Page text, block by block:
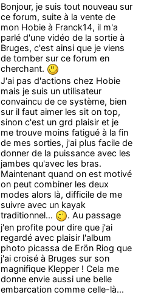
Bonjour, je suis tout nouveau sur
ce forum, suite à la vente de
mon Hobie à Franck14, il m'a
parlé d'une vidéo de la sortie à
Bruges, c'est ainsi que je viens
de tomber sur ce forum en
cherchant.
J'ai pas d'actions chez Hobie
mais je suis un utilisateur
convaincu de ce système, bien
sur il faut aimer les sit on top,
sinon c'est un grd plaisir et je
me trouve moins fatigué à la fin
de mes sorties, j'ai plus facile de
donner de la puissance avec les
jambes qu'avec les bras.
Maintenant quand on est motivé
on peut combiner les deux
modes alors là, difficile de me
suivre avec un kayak
traditionnel...
. Au passage
j'en profite pour dire que j'ai
regardé avec plaisir l'album
photo picassa de Erön Riog que
j'ai croisé à Bruges sur son
magnifique Klepper ! Cela me
donne envie aussi une belle
embarcation comme celle-là...